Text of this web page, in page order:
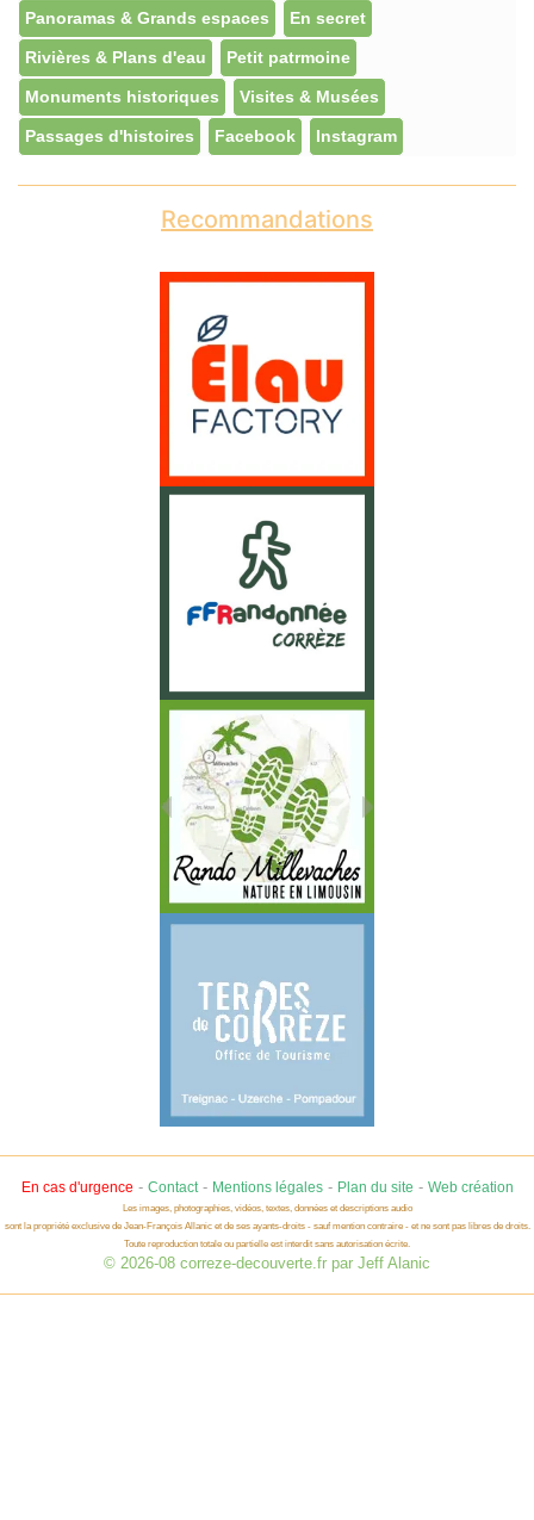
Panoramas & Grands espaces En secret
Rivières & Plans d'eau Petit patrmoine
Monuments historiques Visites & Musées
Passages d'histoires Facebook Instagram
Recommandations
En cas d'urgence - Contact- Mentions légales- Plan du site - Web création
Les images, photographies, vidéos, textes, données et descriptions audio
sont la propriété exclusive de Jean-François Allanic et de ses ayants-droits - sauf mention contraire - et ne sont pas libres de droits.
Toute reproduction totale ou partielle est interdit sans autorisation écrite.
© 2026-08 correze-decouverte.fr par Jeff Alanic